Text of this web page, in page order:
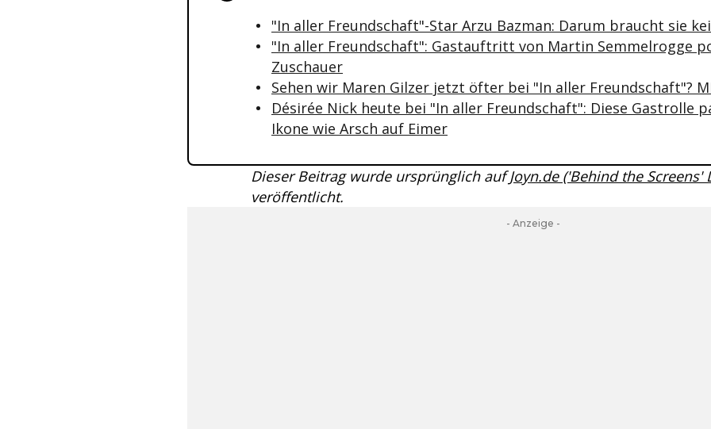
"In aller Freundschaft"-Star Arzu Bazman: Darum braucht sie
"In aller Freundschaft": Gastauftritt von Martin Semmelrogge
Zuschauer
Sehen wir Maren Gilzer jetzt öfter bei "In aller Freundschaft"?
Désirée Nick heute bei "In aller Freundschaft": Diese Gastrolle
Ikone wie Arsch auf Eimer
Dieser Beitrag wurde ursprünglich aufJoyn.de ('Behind the Screens'
veröffentlicht.
- Anzeige -